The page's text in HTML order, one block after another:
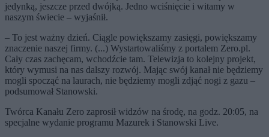
jedynką, jeszcze przed dwójką. Jedno wciśnięcie i witamy w
naszym świecie – wyjaśnił.
– To jest ważny dzień. Ciągle powiększamy zasięgi, powiększamy
znaczenie naszej firmy. (...) Wystartowaliśmy z portalem Zero.pl.
Cały czas zachęcam, wchodźcie tam. Telewizja to kolejny projekt,
który wymusi na nas dalszy rozwój. Mając swój kanał nie będziemy
mogli spocząć na laurach, nie będziemy mogli zdjąć nogi z gazu –
podsumował Stanowski.
Twórca Kanału Zero zaprosił widzów na środę, na godz. 20:05, na
specjalne wydanie programu Mazurek i Stanowski Live.